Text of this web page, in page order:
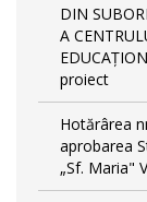
DIN
A
proiect
Hotărârea
aprobarea
„Sf. Maria"